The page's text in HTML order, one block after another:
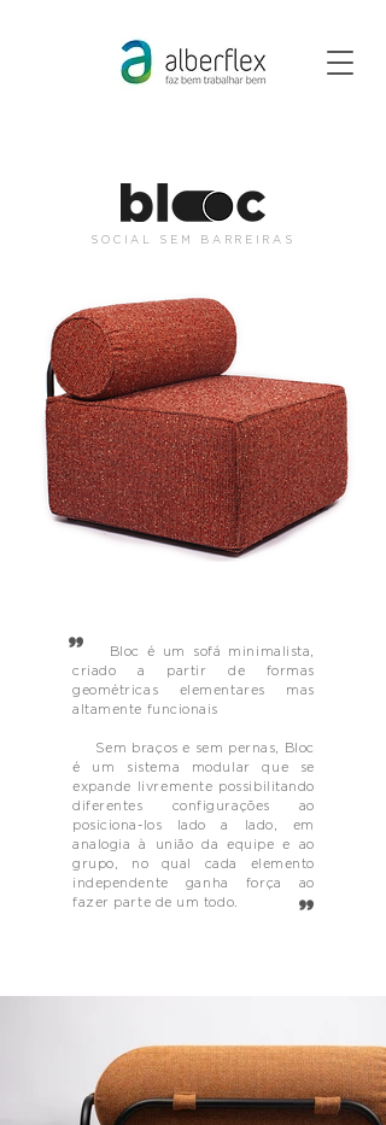
SOCIAL SEM BARREIRAS
"
Bloc é um sofá minimalista,
criado a partir de formas
geométricas elementares mas
altamente funcionais
Sem braços e sem pernas, Bloc
é um sistema modular que se
expande livremente possibilitando
diferentes configurações ao
posiciona-los lado a lado, em
analogia à união da equipe e ao
grupo, no qual cada elemento
independente ganha força ao
fazer parte de um todo.
"